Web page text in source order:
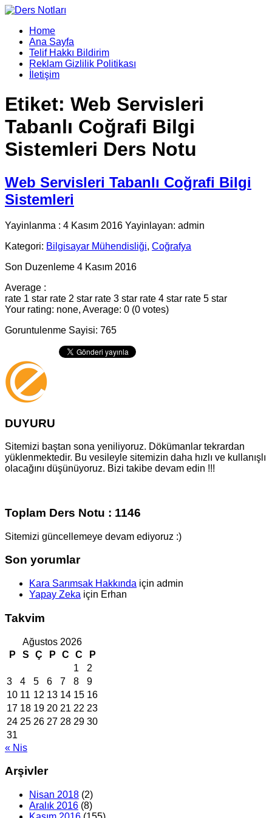
Home
Ana Sayfa
Telif Hakkı Bildirim
Reklam Gizlilik Politikası
İletişim
Etiket: Web Servisleri
Tabanlı Coğrafi Bilgi
Sistemleri Ders Notu
Web Servisleri Tabanlı Coğrafi Bilgi
Sistemleri
Yayinlanma : 4 Kasım 2016 Yayinlayan: admin
Kategori: Bilgisayar Mühendisliği, Coğrafya
Son Duzenleme 4 Kasım 2016
Average :
rate 1 star rate 2 star rate 3 star rate 4 star rate 5 star
Your rating: none, Average: 0 (0 votes)
Goruntulenme Sayisi: 765
DUYURU
Sitemizi baştan sona yeniliyoruz. Dökümanlar tekrardan
yüklenmektedir. Bu vesileyle sitemizin daha hızlı ve kullanışlı
olacağını düşünüyoruz. Bizi takibe devam edin !!!
Toplam Ders Notu : 1146
Sitemizi güncellemeye devam ediyoruz :)
Son yorumlar
Kara Sarımsak Hakkında için admin
Yapay Zeka için Erhan
Takvim
Ağustos 2026
P
S Ç P C C
P
1
2
3
4 5 6 7 8
9
10 11 12 13 14 15 16
17 18 19 20 21 22 23
24 25 26 27 28 29 30
31
« Nis
Arşivler
Nisan 2018 (2)
Aralık 2016 (8)